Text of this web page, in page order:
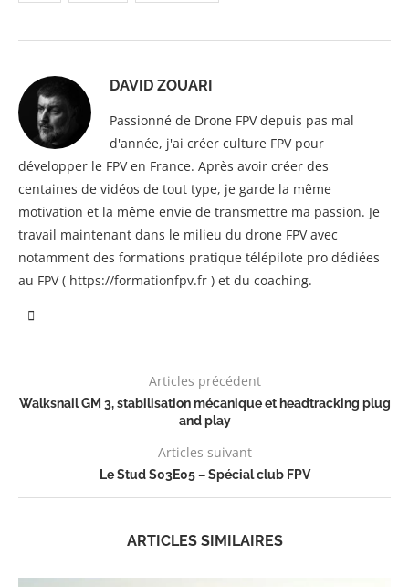
DAVID ZOUARI
Passionné de Drone FPV depuis pas mal
d'année, j'ai créer culture FPV pour
développer le FPV en France. Après avoir créer des
centaines de vidéos de tout type, je garde la même
motivation et la même envie de transmettre ma passion. Je
travail maintenant dans le milieu du drone FPV avec
notamment des formations pratique télépilote pro dédiées
au FPV ( https://formationfpv.fr ) et du coaching.
Articles précédent
Walksnail GM 3, stabilisation mécanique et headtracking plug
and play
Articles suivant
Le Stud S03E05 – Spécial club FPV
ARTICLES SIMILAIRES